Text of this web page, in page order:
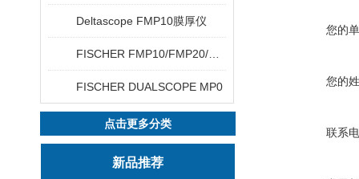
Deltascope FMP10膜厚仪
FISCHER DUALSCOPE MP0
点击更多分类
新品推荐
您的
您的
联系